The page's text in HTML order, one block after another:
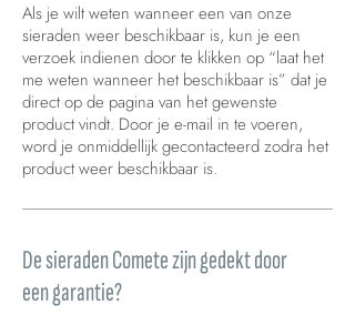
Als je wilt weten wanneer een van onze
sieraden weer beschikbaar is, kun je een
verzoek indienen door te klikken op “laat het
me weten wanneer het beschikbaar is” dat je
direct op de pagina van het gewenste
product vindt. Door je e-mail in te voeren,
word je onmiddellijk gecontacteerd zodra het
product weer beschikbaar is.
De sieraden Comete zijn gedekt door
een garantie?